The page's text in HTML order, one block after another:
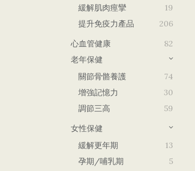
緩解肌肉痙攣
19
提升免疫力產品
206
心血管健康
82
老年保健
關節骨骼養護
74
增強記憶力
30
調節三高
59
女性保健
緩解更年期
13
孕期/哺乳期
5